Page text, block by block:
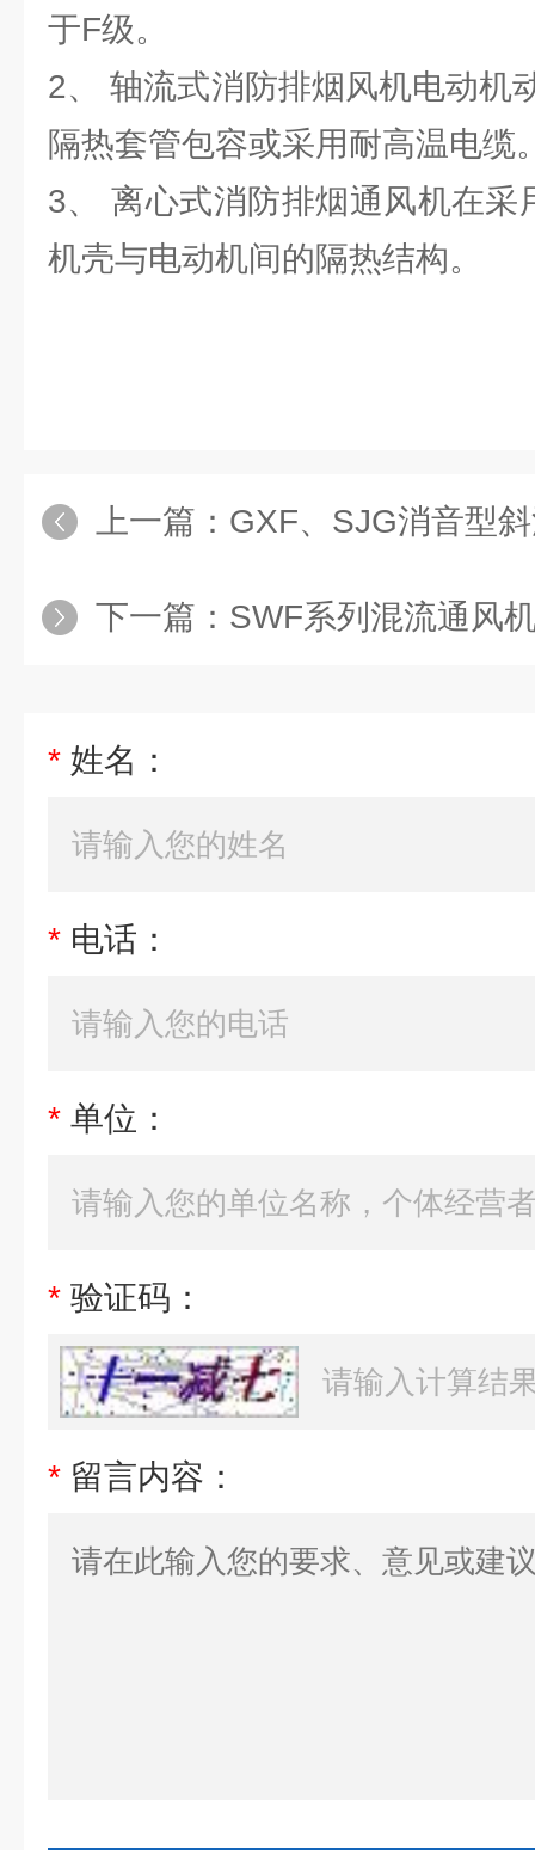
于F级。
2、 轴流式消防排烟风机电动机
隔热套管包容或采用耐高温电缆
3、 离心式消防排烟通风机在采
机壳与电动机间的隔热结构。
上一篇： GXF、SJG消音型
下一篇： SWF系列混流通风
* 姓名：
* 电话：
* 单位：
* 验证码：
* 留言内容：